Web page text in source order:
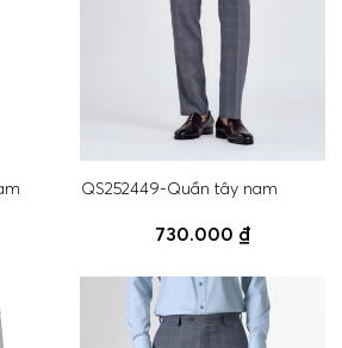
QS252449-Quần tây nam
730.000 ₫